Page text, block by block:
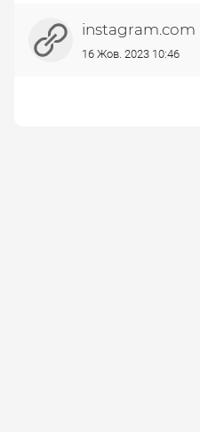
igshid=MTc4MmM1YmI2Ng==
instagram.com
16 Жов. 2023 10:46